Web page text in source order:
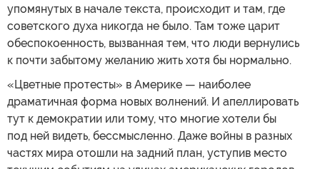
упомянутых в начале текста, происходит и там, где
советского духа никогда не было. Там тоже царит
обеспокоенность, вызванная тем, что люди вернулись
к почти забытому желанию жить хотя бы нормально.
«Цветные протесты» в Америке — наиболее
драматичная форма новых волнений. И апеллировать
тут к демократии или тому, что многие хотели бы
под ней видеть, бессмысленно. Даже войны в разных
частях мира отошли на задний план, уступив место